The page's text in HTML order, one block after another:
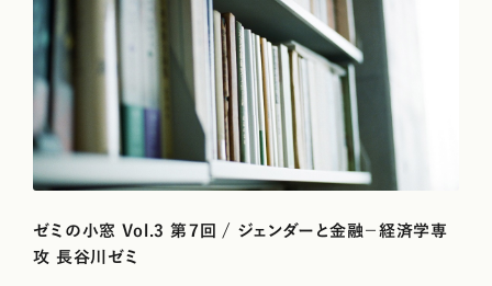
ゼミの小窓 Vol.3 第７回 / ジェンダーと金融－経済学専
攻 長谷川ゼミ